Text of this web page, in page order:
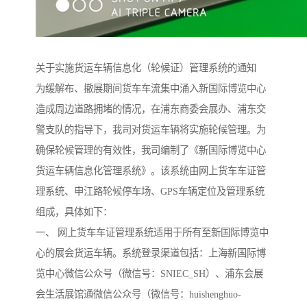
关于实施货运车辆信息化（轮候证）管理系统的通知
为缓解布、撤展期间货车车流集中涌入新国际博览中心
造成周边道路拥堵的情况，在浦东商委会展办、浦东交
警支队的指导下，我司对货运车辆将实施轮候管理。为
确保轮候管理的有效性，我司编制了《新国际博览中心
货运车辆信息化管理系统》。该系统由网上货车车证管
理系统、申江路轮候停车场、GPS车辆定位及管理系统
组成，具体如下：
一、 网上货车车证管理系统适用于所有至新国际博览中
心的展会货运车辆。系统登录渠道包括：上海新国际博
览中心微信公众号（微信号：SNIEC_SH）、浦东会展
会生活展馆通微信公众号（微信号：huishenghuo-